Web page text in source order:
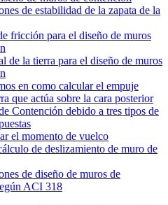
de estabilidad de la zapata de la
fricción para el diseño de muros
de la tierra para el diseño de muros
en como calcular el empuje
que actúa sobre la cara posterior
Contención debido a tres tipos de
el momento de vuelco
de deslizamiento de muro de
de diseño de muros de
ACI 318